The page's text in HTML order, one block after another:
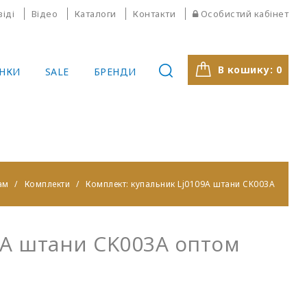
Відео Каталоги Контакти Особистий кабінет
В кошику: 0
SALE БРЕНДИ
Комплекти Комплект: купальник Lj0109A штани CK003A
штани CK003A оптом